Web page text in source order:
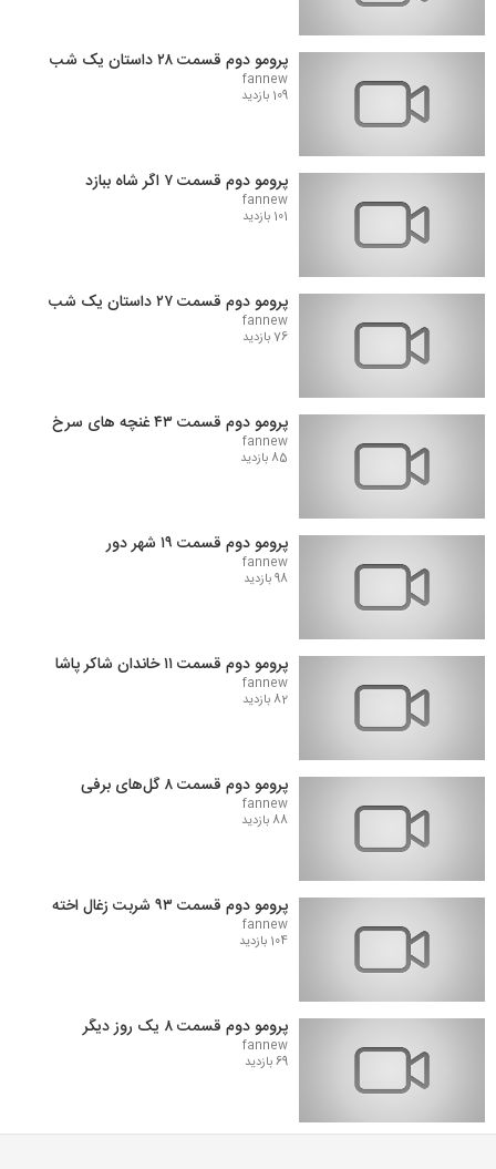
پرومو دوم قسمت ۲۸ داستان یک شب
fannew
109 بازدید
پرومو دوم قسمت ۷ اگر شاه ببازد
fannew
101 بازدید
پرومو دوم قسمت ۲۷ داستان یک شب
fannew
76 بازدید
پرومو دوم قسمت ۴۳ غنچه های سرخ
fannew
85 بازدید
پرومو دوم قسمت ۱۹ شهر دور
fannew
98 بازدید
پرومو دوم قسمت ۱۱ خاندان شاکر پاشا
fannew
82 بازدید
پرومو دوم قسمت ۸ گل‌های برفی
fannew
88 بازدید
پرومو دوم قسمت ۹۳ شربت زغال اخته
fannew
104 بازدید
پرومو دوم قسمت ۸ یک روز دیگر
fannew
69 بازدید